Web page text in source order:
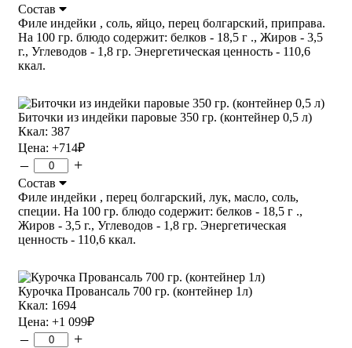
Состав
Филе индейки , соль, яйцо, перец болгарский, приправа.
На 100 гр. блюдо содержит: белков - 18,5 г ., Жиров - 3,5
г., Углеводов - 1,8 гр. Энергетическая ценность - 110,6
ккал.
Биточки из индейки паровые 350 гр. (контейнер 0,5 л)
Ккал: 387
Цена: +714₽
– +
Состав
Филе индейки , перец болгарский, лук, масло, соль,
специи. На 100 гр. блюдо содержит: белков - 18,5 г .,
Жиров - 3,5 г., Углеводов - 1,8 гр. Энергетическая
ценность - 110,6 ккал.
Курочка Провансаль 700 гр. (контейнер 1л)
Ккал: 1694
Цена: +1 099₽
– +